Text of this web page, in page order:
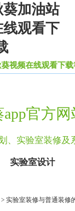
加油站
观看下
视频在线观看下载
app官方
、实验室装修
实验室设计
> 实验室装修与普通装修